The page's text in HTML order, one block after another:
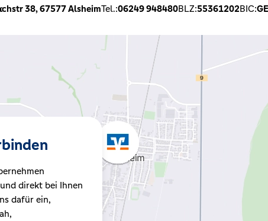
38,67577AlsheimTel.:06249 948480BLZ:55361202BIC:
direkt bei Ihnen
dafür ein,